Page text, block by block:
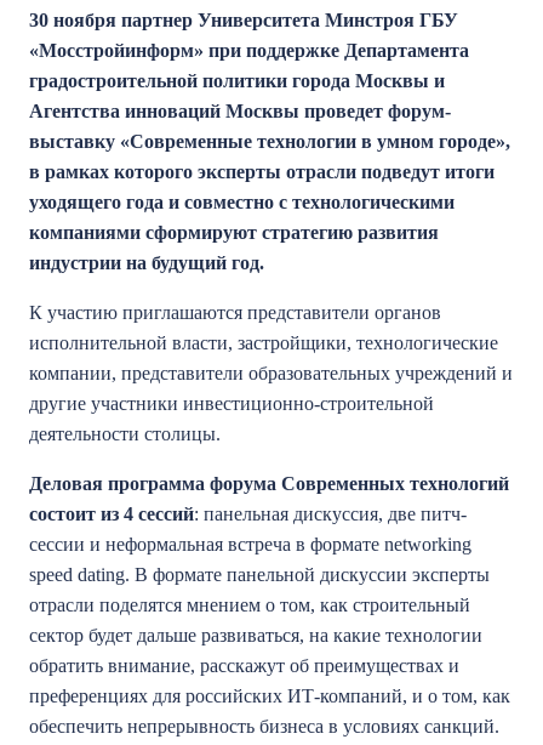
30 ноября партнер Университета Минстроя ГБУ
«Мосстройинформ» при поддержке Департамента
градостроительной политики города Москвы и
Агентства инноваций Москвы проведет форум-
выставку «Современные технологии в умном городе»,
в рамках которого эксперты отрасли подведут итоги
уходящего года и совместно с технологическими
компаниями сформируют стратегию развития
индустрии на будущий год.
К участию приглашаются представители органов
исполнительной власти, застройщики, технологические
компании, представители образовательных учреждений и
другие участники инвестиционно-строительной
деятельности столицы.
Деловая программа форума Современных технологий
состоит из 4 сессий: панельная дискуссия, две питч-
сессии и неформальная встреча в формате networking
speed dating. В формате панельной дискуссии эксперты
отрасли поделятся мнением о том, как строительный
сектор будет дальше развиваться, на какие технологии
обратить внимание, расскажут об преимуществах и
преференциях для российских ИТ-компаний, и о том, как
обеспечить непрерывность бизнеса в условиях санкций.